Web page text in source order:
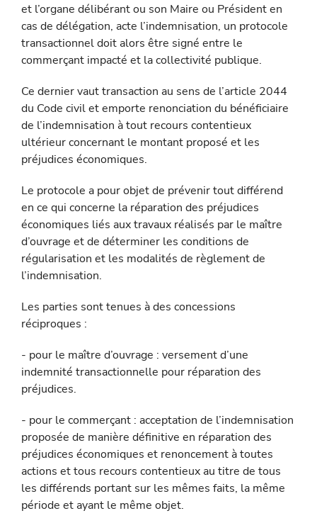
et l’organe délibérant ou son Maire ou Président en
cas de délégation, acte l’indemnisation, un protocole
transactionnel doit alors être signé entre le
commerçant impacté et la collectivité publique.
Ce dernier vaut transaction au sens de l’article 2044
du Code civil et emporte renonciation du bénéficiaire
de l’indemnisation à tout recours contentieux
ultérieur concernant le montant proposé et les
préjudices économiques.
Le protocole a pour objet de prévenir tout différend
en ce qui concerne la réparation des préjudices
économiques liés aux travaux réalisés par le maître
d’ouvrage et de déterminer les conditions de
régularisation et les modalités de règlement de
l’indemnisation.
Les parties sont tenues à des concessions
réciproques :
- pour le maître d’ouvrage : versement d’une
indemnité transac­tionnelle pour réparation des
préjudices.
- pour le commerçant : acceptation de l’indemnisation
proposée de manière définitive en réparation des
préjudices économiques et renoncement à toutes
actions et tous recours contentieux au titre de tous
les différends portant sur les mêmes faits, la même
période et ayant le même objet.